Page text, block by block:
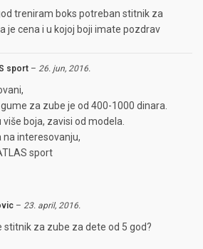
treniram boks potreban stitnik za
je cena i u kojoj boji imate pozdrav
sport – 26. jun, 2016.
za zube je od 400-1000 dinara.
više boja, zavisi od modela.
na interesovanju,
sport
– 23. april, 2016.
stitnik za zube za dete od 5 god?